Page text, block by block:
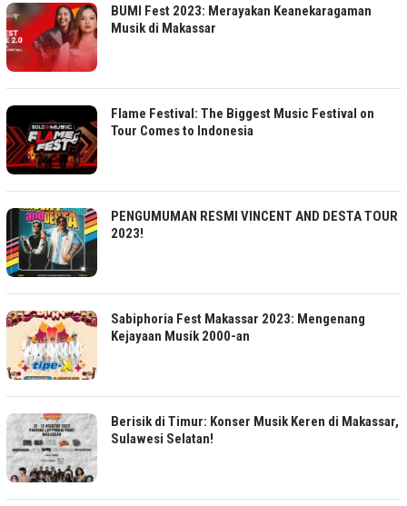
BUMI Fest 2023: Merayakan Keanekaragaman
Musik di Makassar
Flame Festival: The Biggest Music Festival on
Tour Comes to Indonesia
PENGUMUMAN RESMI VINCENT AND DESTA TOUR
2023!
Sabiphoria Fest Makassar 2023: Mengenang
Kejayaan Musik 2000-an
Berisik di Timur: Konser Musik Keren di Makassar,
Sulawesi Selatan!